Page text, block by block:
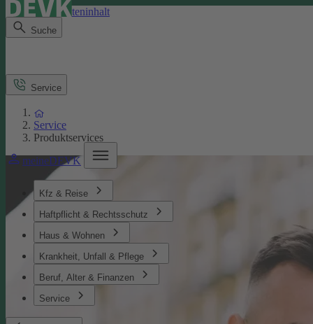
Direkt zum Seiteninhalt
Suche
meineDEVK
Kfz & Reise
Haftpflicht & Rechtsschutz
Haus & Wohnen
Krankheit, Unfall & Pflege
Beruf, Alter & Finanzen
Service
Service
Service
Produktservices